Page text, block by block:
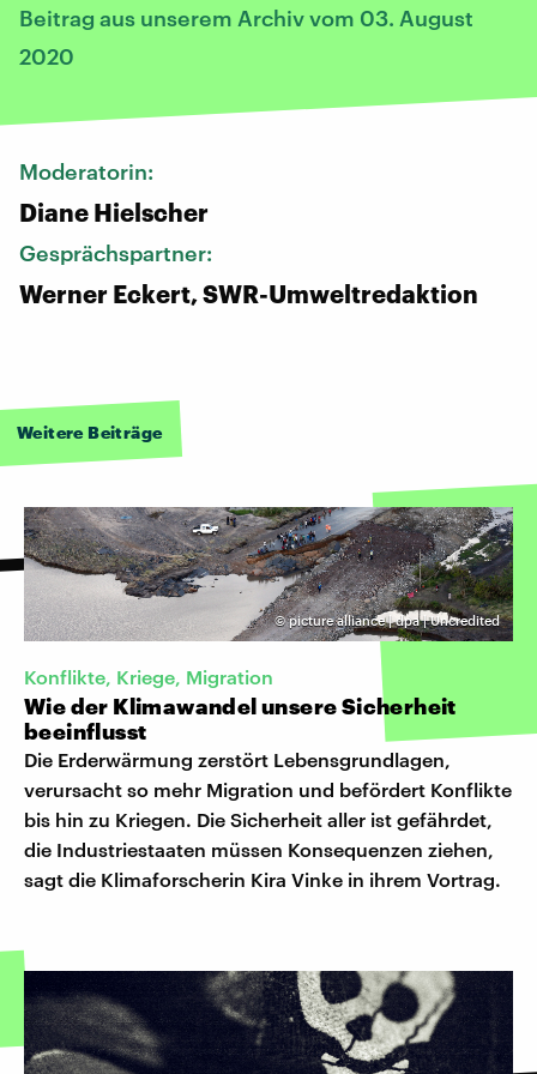
Beitrag aus unserem Archiv vom 03. August
2020
Moderatorin:
Diane Hielscher
Gesprächspartner:
Werner Eckert, SWR-Umweltredaktion
Weitere Beiträge
©picture alliance | dpa | Uncredited
Konflikte, Kriege, Migration
Wie der Klimawandel unsere Sicherheit
beeinflusst
Die Erderwärmung zerstört Lebensgrundlagen,
verursacht so mehr Migration und befördert Konflikte
bis hin zu Kriegen. Die Sicherheit aller ist gefährdet,
die Industriestaaten müssen Konsequenzen ziehen,
sagt die Klimaforscherin Kira Vinke in ihrem Vortrag.